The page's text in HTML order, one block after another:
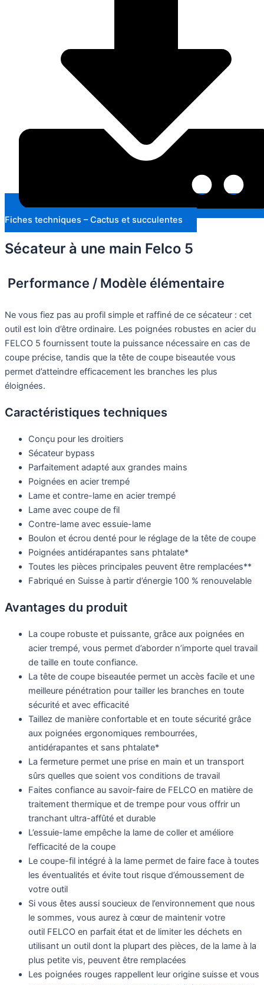
Fiches techniques – Cactus et succulentes
Sécateur à une main Felco 5
Performance / Modèle élémentaire
Ne vous fiez pas au profil simple et raffiné de ce sécateur : cet
outil est loin d’être ordinaire. Les poignées robustes en acier du
FELCO 5 fournissent toute la puissance nécessaire en cas de
coupe précise, tandis que la tête de coupe biseautée vous
permet d’atteindre efficacement les branches les plus
éloignées.
Caractéristiques techniques
Conçu pour les droitiers
Sécateur bypass
Parfaitement adapté aux grandes mains
Poignées en acier trempé
Lame et contre-lame en acier trempé
Lame avec coupe de fil
Contre-lame avec essuie-lame
Boulon et écrou denté pour le réglage de la tête de coupe
Poignées antidérapantes sans phtalate*
Toutes les pièces principales peuvent être remplacées**
Fabriqué en Suisse à partir d’énergie 100 % renouvelable
Avantages du produit
La coupe robuste et puissante, grâce aux poignées en
acier trempé, vous permet d’aborder n’importe quel travail
de taille en toute confiance.
La tête de coupe biseautée permet un accès facile et une
meilleure pénétration pour tailler les branches en toute
sécurité et avec efficacité
Taillez de manière confortable et en toute sécurité grâce
aux poignées ergonomiques rembourrées,
antidérapantes et sans phtalate*
La fermeture permet une prise en main et un transport
sûrs quelles que soient vos conditions de travail
Faites confiance au savoir-faire de FELCO en matière de
traitement thermique et de trempe pour vous offrir un
tranchant ultra-affûté et durable
L’essuie-lame empêche la lame de coller et améliore
l’efficacité de la coupe
Le coupe-fil intégré à la lame permet de faire face à toutes
les éventualités et évite tout risque d’émoussement de
votre outil
Si vous êtes aussi soucieux de l’environnement que nous
le sommes, vous aurez à cœur de maintenir votre
outil FELCO en parfait état et de limiter les déchets en
utilisant un outil dont la plupart des pièces, de la lame à la
plus petite vis, peuvent être remplacées
Les poignées rouges rappellent leur origine suisse et vous